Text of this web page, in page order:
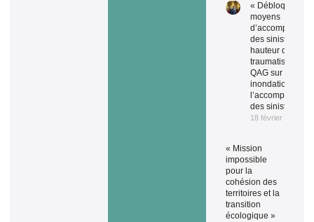
« Débloquez
moyens
des sinistrés à la
hauteur du
traumatisme ! »
QAG sur les
inondations et
des sinistrés.
18 février 2026
« Mission
impossible
pour la
cohésion des
territoires et la
transition
écologique »